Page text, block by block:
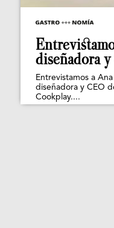
diseñadora y
Entrevistamos a
diseñadora y CEO
Cookplay....